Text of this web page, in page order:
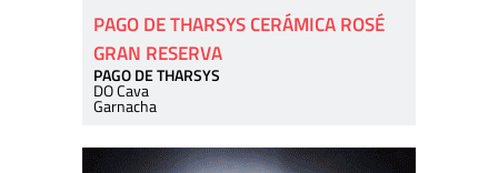
PAGO DE THARSYS CERÁMICA ROSÉ
GRAN RESERVA
PAGO DE THARSYS
DO Cava
Garnacha